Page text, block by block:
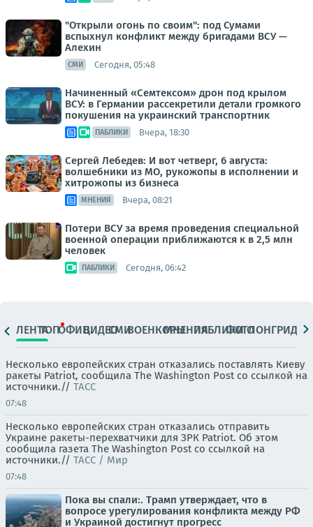
"Открыли огонь по своим": под Сумами
вспыхнул конфликт между бригадами ВСУ —
Алехин
СМИ Сегодня, 05:48
Начиненный «Семтексом» дрон под крылом
ВСУ: в Германии рассекретили детали громкого
покушения на украинский транспортник
ПАБЛИКИ Вчера, 18:30
Сергей Лебедев: И вот четверг, 6 августа:
волшебники из МО, рукожопы в исполнении и
хитрожопы из бизнеса
МНЕНИЯ Вчера, 08:21
Потери ВСУ за время проведения специальной
военной операции приближаются к в 2,5 млн
человек
ПАБЛИКИ Сегодня, 06:42
ЛЕНТАТОПОФИЦ.ВИДЕОСМИВОЕНКОРЫМНЕНИЯПАБЛИКИ
ФОТОЛОНГРИДЫ
Несколько европейских стран отказались поставлять Киеву
ракеты Patriot, сообщила The Washington Post со ссылкой на
источники.// ТАСС
07:48
Несколько европейских стран отказались отправить
Украине ракеты-перехватчики для ЗРК Patriot. Об этом
сообщила газета The Washington Post со ссылкой на
источники.// ТАСС / Мир
07:48
Пока вы спали:. Трамп утверждает, что в
вопросе урегулирования конфликта между РФ
и Украиной достигнут прогресс